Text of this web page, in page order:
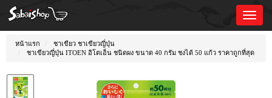
Toggle
หน้าแรก
ชาเขียว ชาเขียวญี่ปุ่น
ชาเขียวญี่ปุ่น ITOEN อิโตเอ็น ชนิดผง ขนาด 40 กรัม ชงได้ 50 แก้ว ราคาถูกที่สุด